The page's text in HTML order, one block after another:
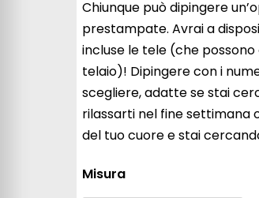
prodotto
è
0,0
su
5
stelle.
Chiunque può dipingere
prestampate. Avrai a
incluse le tele (che
telaio)! Dipingere con i
scegliere, adatte se stai
rilassarti nel fine settimana
del tuo cuore e stai
Misura